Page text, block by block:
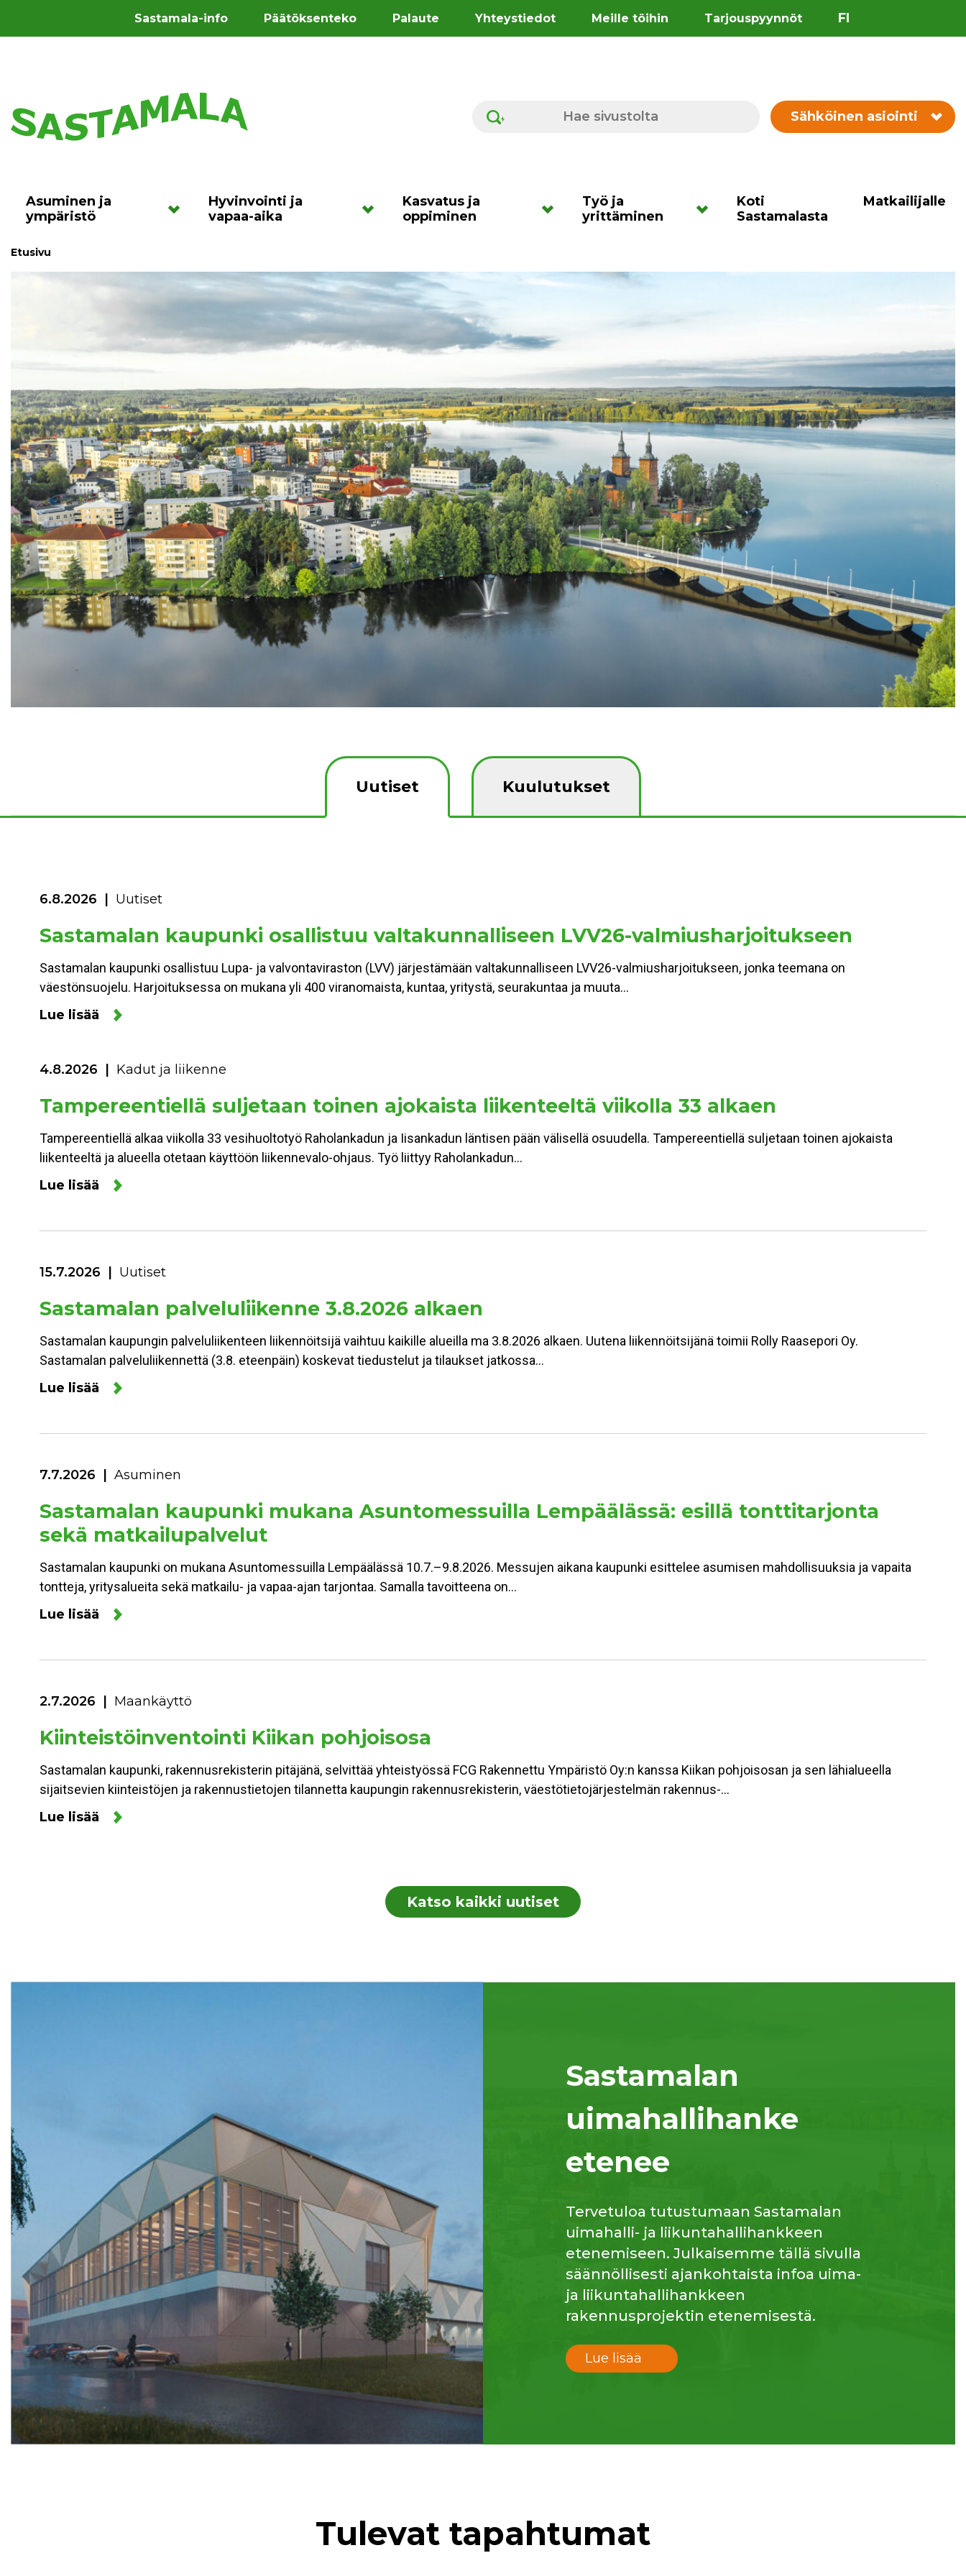
Sastamala-info Päätöksenteko Palaute Yhteystiedot Meille töihin Tarjouspyynnöt FI
Hae sivustolta Sähköinen asiointi
Asuminen ja
ympäristö
Hyvinvointi ja
vapaa-aika
Kasvatus ja
oppiminen
Työ ja
yrittäminen
Koti
Sastamalasta
Matkailijalle
Etusivu
Uutiset Kuulutukset
6.8.2026 Uutiset
Sastamalan kaupunki osallistuu valtakunnalliseen LVV26-valmiusharjoitukseen
Sastamalan kaupunki osallistuu Lupa- ja valvontaviraston (LVV) järjestämään valtakunnalliseen LVV26-valmiusharjoitukseen, jonka teemana on
väestönsuojelu. Harjoituksessa on mukana yli 400 viranomaista, kuntaa, yritystä, seurakuntaa ja muuta…
Lue lisää
4.8.2026 Kadut ja liikenne
Tampereentiellä suljetaan toinen ajokaista liikenteeltä viikolla 33 alkaen
Tampereentiellä alkaa viikolla 33 vesihuoltotyö Raholankadun ja Iisankadun läntisen pään välisellä osuudella. Tampereentiellä suljetaan toinen ajokaista
liikenteeltä ja alueella otetaan käyttöön liikennevalo-ohjaus. Työ liittyy Raholankadun…
Lue lisää
15.7.2026 Uutiset
Sastamalan palveluliikenne 3.8.2026 alkaen
Sastamalan kaupungin palveluliikenteen liikennöitsijä vaihtuu kaikille alueilla ma 3.8.2026 alkaen. Uutena liikennöitsijänä toimii Rolly Raasepori Oy.
Sastamalan palveluliikennettä (3.8. eteenpäin) koskevat tiedustelut ja tilaukset jatkossa…
Lue lisää
7.7.2026 Asuminen
Sastamalan kaupunki mukana Asuntomessuilla Lempäälässä: esillä tonttitarjonta
sekä matkailupalvelut
Sastamalan kaupunki on mukana Asuntomessuilla Lempäälässä 10.7.–9.8.2026. Messujen aikana kaupunki esittelee asumisen mahdollisuuksia ja vapaita
tontteja, yritysalueita sekä matkailu- ja vapaa-ajan tarjontaa. Samalla tavoitteena on…
Lue lisää
2.7.2026 Maankäyttö
Kiinteistöinventointi Kiikan pohjoisosa
Sastamalan kaupunki, rakennusrekisterin pitäjänä, selvittää yhteistyössä FCG Rakennettu Ympäristö Oy:n kanssa Kiikan pohjoisosan ja sen lähialueella
sijaitsevien kiinteistöjen ja rakennustietojen tilannetta kaupungin rakennusrekisterin, väestötietojärjestelmän rakennus-…
Lue lisää
Katso kaikki uutiset
Sastamalan
uimahallihanke
etenee
Tervetuloa tutustumaan Sastamalan
uimahalli- ja liikuntahallihankkeen
etenemiseen. Julkaisemme tällä sivulla
säännöllisesti ajankohtaista infoa uima-
ja liikuntahallihankkeen
rakennusprojektin etenemisestä.
Lue lisää
Tulevat tapahtumat